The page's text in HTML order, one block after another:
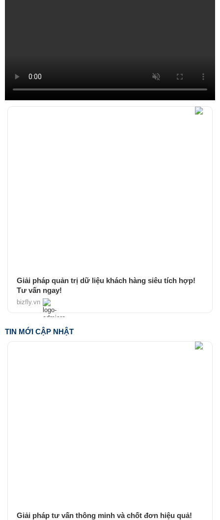
Giải pháp quản trị dữ liệu khách hàng siêu tích hợp!
Tư vấn ngay!
bizfly.vn
TIN MỚI CẬP NHẬT
Giải pháp tư vấn thông minh và chốt đơn hiệu quả!